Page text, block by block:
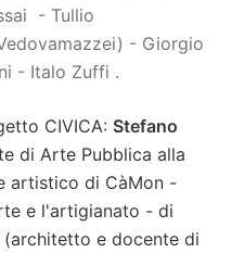
- Tullio
- Giorgio
- Italo Zuffi .
CIVICA: Stefano
di Arte Pubblica alla
artistico di CàMon -
e l'artigianato - di
(architetto e docente di